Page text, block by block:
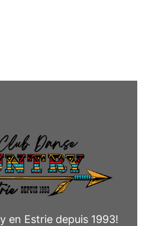
en Estrie depuis 1993!